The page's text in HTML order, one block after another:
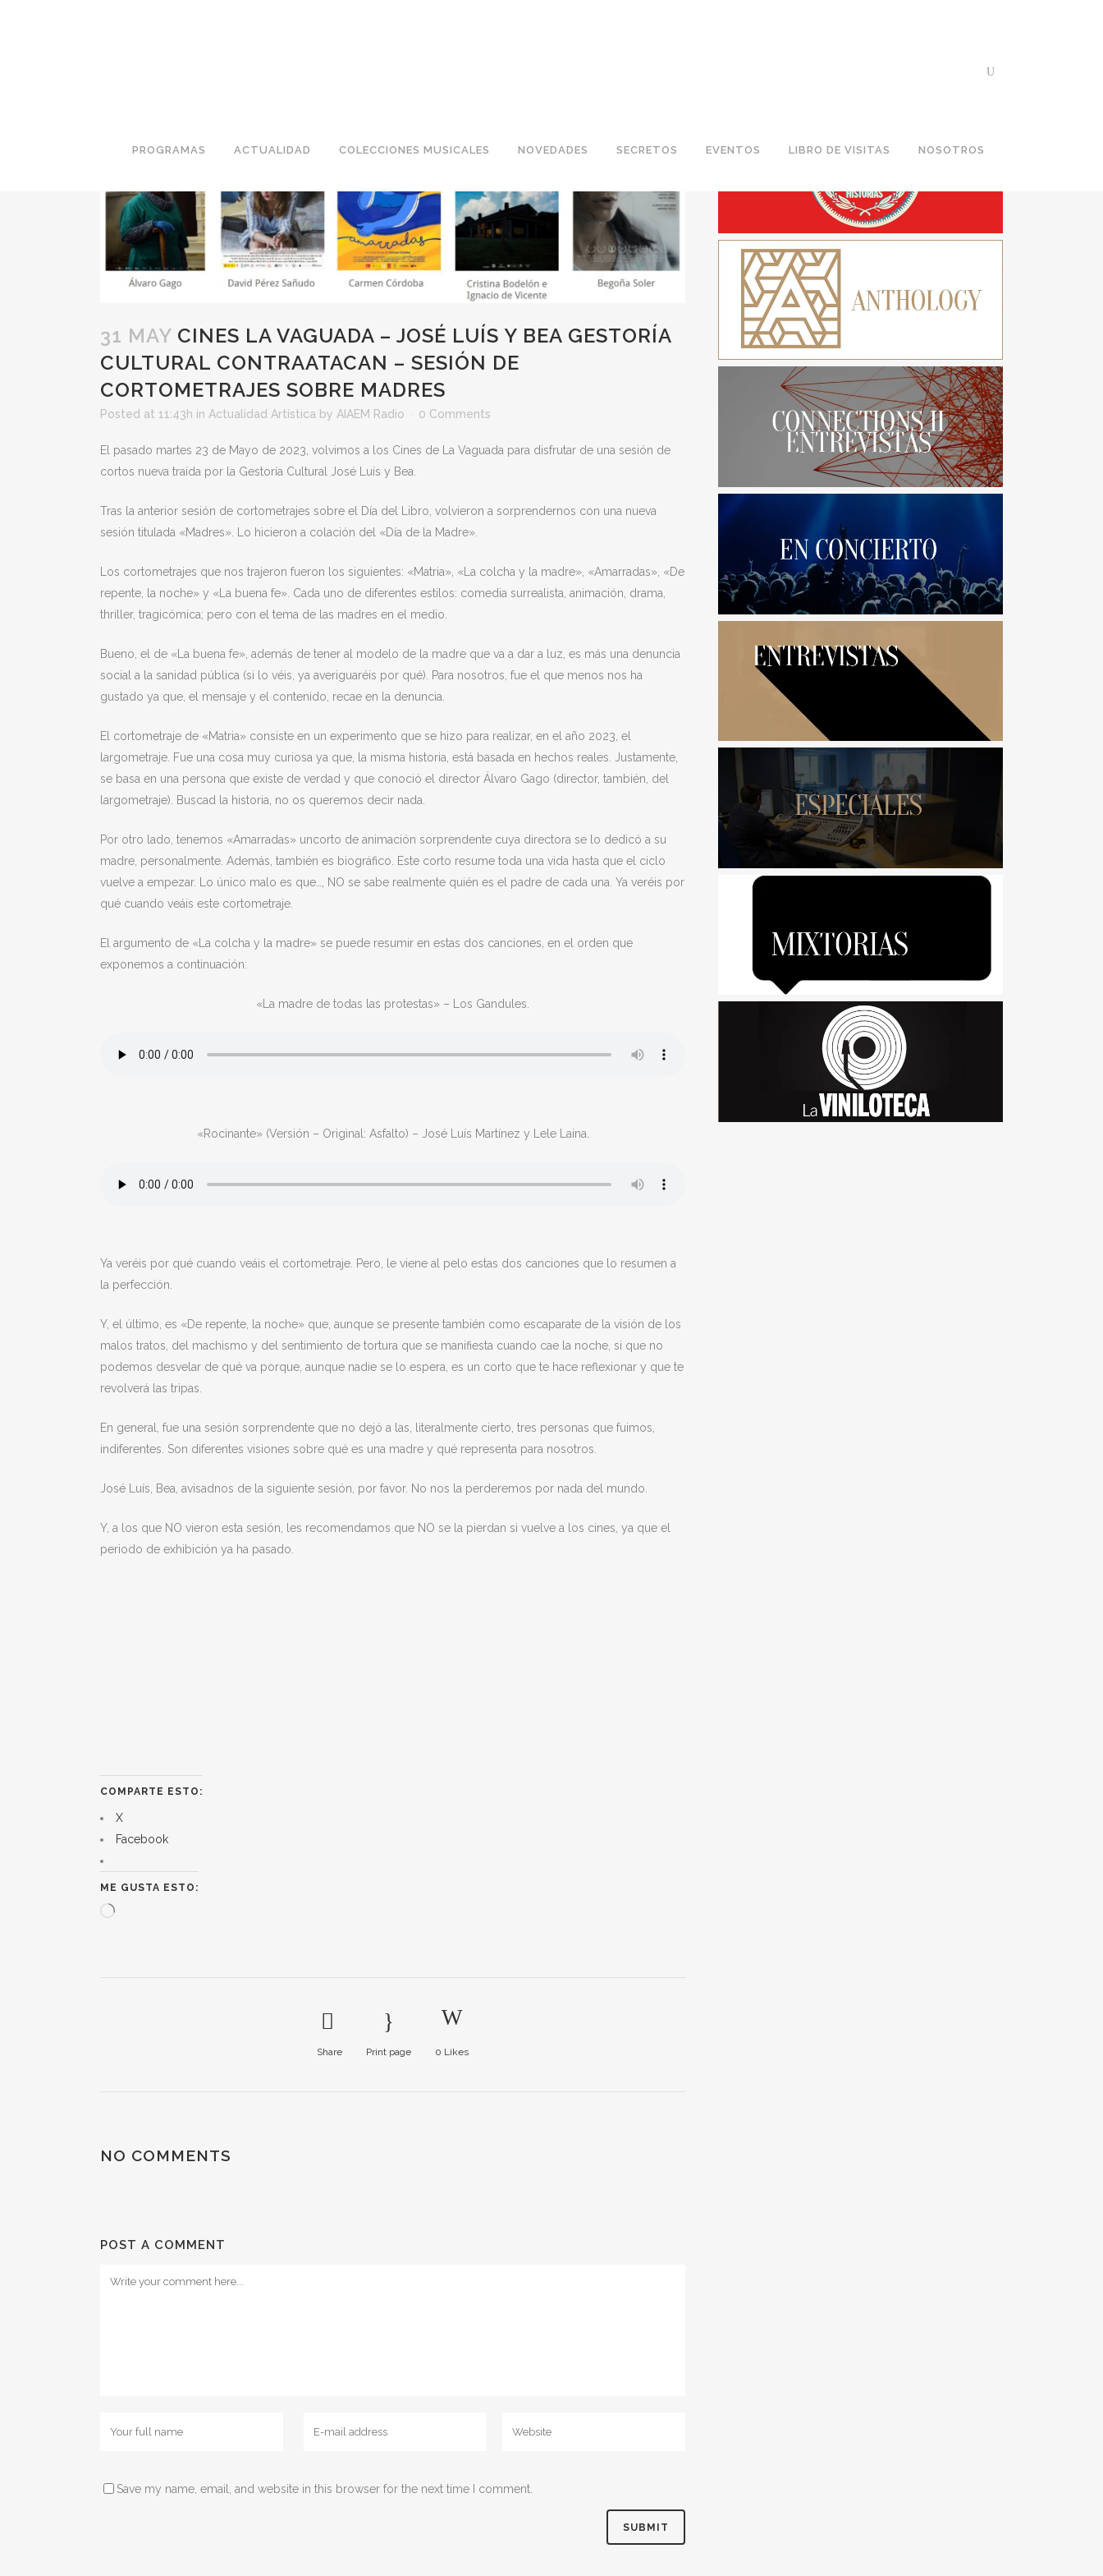
PROGRAMAS ACTUALIDAD COLECCIONES MUSICALES NOVEDADES SECRETOS EVENTOS LIBRO DE VISITAS NOSOTROS
31 MAY CINES LA VAGUADA – JOSÉ LUÍS Y BEA GESTORÍA
CULTURAL CONTRAATACAN – SESIÓN DE
CORTOMETRAJES SOBRE MADRES
Posted at 11:43h in Actualidad Artística by AIAEM Radio 0 Comments
El pasado martes 23 de Mayo de 2023, volvimos a los Cines de La Vaguada para disfrutar de una sesión de
cortos nueva traída por la Gestoría Cultural José Luís y Bea.
Tras la anterior sesión de cortometrajes sobre el Día del Libro, volvieron a sorprendernos con una nueva
sesión titulada «Madres». Lo hicieron a colación del «Día de la Madre».
Los cortometrajes que nos trajeron fueron los siguientes: «Matria», «La colcha y la madre», «Amarradas», «De
repente, la noche» y «La buena fe». Cada uno de diferentes estilos: comedia surrealista, animación, drama,
thriller, tragicómica; pero con el tema de las madres en el medio.
Bueno, el de «La buena fe», además de tener al modelo de la madre que va a dar a luz, es más una denuncia
social a la sanidad pública (si lo véis, ya averiguaréis por qué). Para nosotros, fue el que menos nos ha
gustado ya que, el mensaje y el contenido, recae en la denuncia.
El cortometraje de «Matria» consiste en un experimento que se hizo para realizar, en el año 2023, el
largometraje. Fue una cosa muy curiosa ya que, la misma historia, está basada en hechos reales. Justamente,
se basa en una persona que existe de verdad y que conoció el director Álvaro Gago (director, también, del
largometraje). Buscad la historia, no os queremos decir nada.
Por otro lado, tenemos «Amarradas» uncorto de animación sorprendente cuya directora se lo dedicó a su
madre, personalmente. Además, también es biográfico. Este corto resume toda una vida hasta que el ciclo
vuelve a empezar. Lo único malo es que…, NO se sabe realmente quién es el padre de cada una. Ya veréis por
qué cuando veáis este cortometraje.
El argumento de «La colcha y la madre» se puede resumir en estas dos canciones, en el orden que
exponemos a continuación:
«La madre de todas las protestas» – Los Gandules.
«Rocinante» (Versión – Original: Asfalto) – José Luís Martínez y Lele Laina.
Ya veréis por qué cuando veáis el cortometraje. Pero, le viene al pelo estas dos canciones que lo resumen a
la perfección.
Y, el último, es «De repente, la noche» que, aunque se presente también como escaparate de la visión de los
malos tratos, del machismo y del sentimiento de tortura que se manifiesta cuando cae la noche, si que no
podemos desvelar de qué va porque, aunque nadie se lo espera, es un corto que te hace reflexionar y que te
revolverá las tripas.
En general, fue una sesión sorprendente que no dejó a las, literalmente cierto, tres personas que fuimos,
indiferentes. Son diferentes visiones sobre qué es una madre y qué representa para nosotros.
José Luís, Bea, avisadnos de la siguiente sesión, por favor. No nos la perderemos por nada del mundo.
Y, a los que NO vieron esta sesión, les recomendamos que NO se la pierdan si vuelve a los cines, ya que el
periodo de exhibición ya ha pasado.
COMPARTE ESTO:
X
Facebook
ME GUSTA ESTO:
Cargando...
Share Print page 0 Likes
NO COMMENTS
POST A COMMENT
Save my name, email, and website in this browser for the next time I comment.